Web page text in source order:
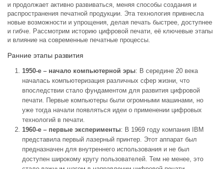
и продолжает активно развиваться, меняя способы создания и
распространения печатной продукции. Эта технология привнесла
новые возможности и упрощения, делая печать быстрее, доступнее
и гибче. Рассмотрим историю цифровой печати, её ключевые этапы
и влияние на современные печатные процессы.
Ранние этапы развития
1950-е – начало компьютерной эры: В середине 20 века
началась компьютеризация различных сфер жизни, что
впоследствии стало фундаментом для развития цифровой
печати. Первые компьютеры были огромными машинами, но
уже тогда начали появляться идеи о применении цифровых
технологий в печати.
1960-е – первые эксперименты: В 1969 году компания IBM
представила первый лазерный принтер. Этот аппарат был
предназначен для внутреннего использования и не был
доступен широкому кругу пользователей. Тем не менее, это